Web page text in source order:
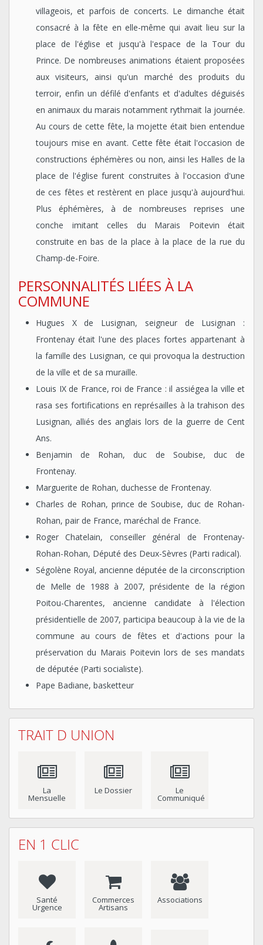
villageois, et parfois de concerts. Le dimanche était
consacré à la fête en elle-même qui avait lieu sur la
place de l'église et jusqu'à l'espace de la Tour du
Prince. De nombreuses animations étaient proposées
aux visiteurs, ainsi qu'un marché des produits du
terroir, enfin un défilé d'enfants et d'adultes déguisés
en animaux du marais notamment rythmait la journée.
Au cours de cette fête, la mojette était bien entendue
toujours mise en avant. Cette fête était l'occasion de
constructions éphémères ou non, ainsi les Halles de la
place de l'église furent construites à l'occasion d'une
de ces fêtes et restèrent en place jusqu'à aujourd'hui.
Plus éphémères, à de nombreuses reprises une
conche imitant celles du Marais Poitevin était
construite en bas de la place à la place de la rue du
Champ-de-Foire.
PERSONNALITÉS LIÉES À LA
COMMUNE
Hugues X de Lusignan, seigneur de Lusignan :
Frontenay était l'une des places fortes appartenant à
la famille des Lusignan, ce qui provoqua la destruction
de la ville et de sa muraille.
Louis IX de France, roi de France : il assiégea la ville et
rasa ses fortifications en représailles à la trahison des
Lusignan, alliés des anglais lors de la guerre de Cent
Ans.
Benjamin de Rohan, duc de Soubise, duc de
Frontenay.
Marguerite de Rohan, duchesse de Frontenay.
Charles de Rohan, prince de Soubise, duc de Rohan-
Rohan, pair de France, maréchal de France.
Roger Chatelain, conseiller général de Frontenay-
Rohan-Rohan, Député des Deux-Sèvres (Parti radical).
Ségolène Royal, ancienne députée de la circonscription
de Melle de 1988 à 2007, présidente de la région
Poitou-Charentes, ancienne candidate à l'élection
présidentielle de 2007, participa beaucoup à la vie de la
commune au cours de fêtes et d'actions pour la
préservation du Marais Poitevin lors de ses mandats
de députée (Parti socialiste).
Pape Badiane, basketteur
TRAIT D UNION
La
Mensuelle
Le Dossier Le
Communiqué
EN 1 CLIC
Santé
Urgence
Commerces
Artisans
Associations